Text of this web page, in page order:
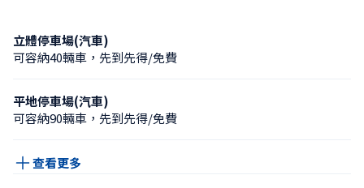
立體停車場(汽車)
可容納40輛車，先到先得/免費
平地停車場(汽車)
可容納90輛車，先到先得/免費
查看更多